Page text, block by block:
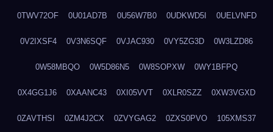
0TWV72OF 0U01AD7B 0U56W7B0 0UDKWD5I 0UELVNFD
0V2IXSF4 0V3N6SQF 0VJAC930 0VY5ZG3D 0W3LZD86
0W58MBQO 0W5D86N5 0W8SOPXW 0WY1BFPQ
0X4GG1J6 0XAANC43 0XI05VVT 0XLR0SZZ 0XW3VGXD
0ZAVTHSI 0ZM4J2CX 0ZVYGAG2 0ZXS0PVO 105XMS37